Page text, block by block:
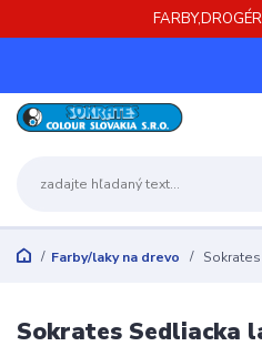
Farby/laky na drevo
Sokrates Sedliacka